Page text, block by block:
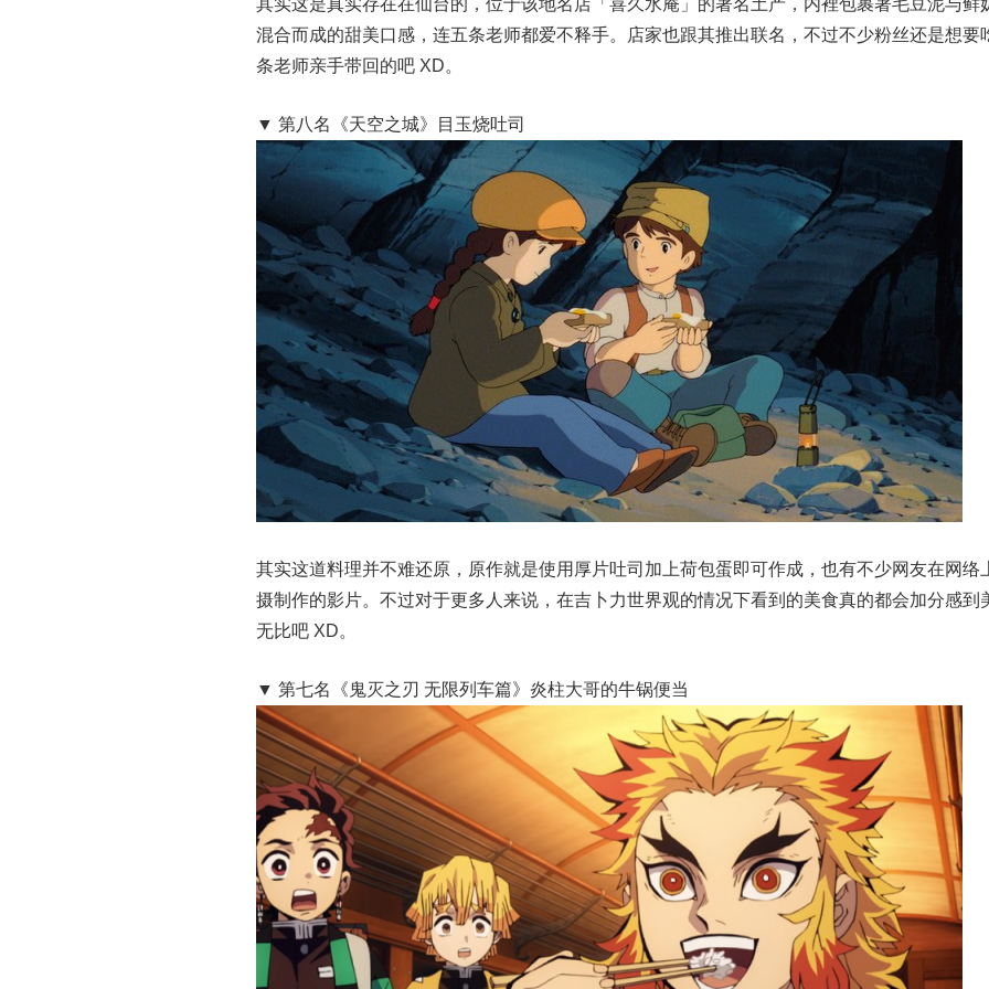
其实这是真实存在在仙台的，位于该地名店「喜久水庵」的著名土产，内裡包裹著毛豆泥与鲜
混合而成的甜美口感，连五条老师都爱不释手。店家也跟其推出联名，不过不少粉丝还是想要
条老师亲手带回的吧 XD。
▼ 第八名《天空之城》目玉烧吐司
其实这道料理并不难还原，原作就是使用厚片吐司加上荷包蛋即可作成，也有不少网友在网络
摄制作的影片。不过对于更多人来说，在吉卜力世界观的情况下看到的美食真的都会加分感到
无比吧 XD。
▼ 第七名《鬼灭之刃 无限列车篇》炎柱大哥的牛锅便当